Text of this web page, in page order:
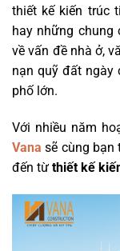
thiết kế kiến trúc
hay những chung
về vấn đề nhà ở,
nạn quỹ đất ngày
phố lớn.
Với nhiều năm
Vana sẽ cùng bạn
đến từ thiết kế